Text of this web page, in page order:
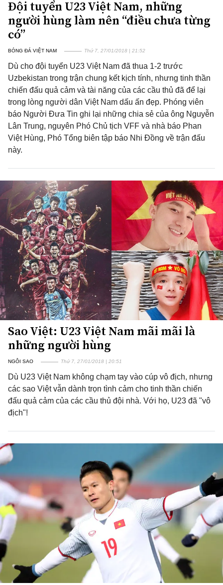
Đội tuyển U23 Việt Nam, những
người hùng làm nên “điều chưa từng
có”
BÓNG ĐÁ VIỆT NAM Thứ 7, 27/01/2018 | 21:52
Dù cho đội tuyển U23 Việt Nam đã thua 1-2 trước
Uzbekistan trong trận chung kết kịch tính, nhưng tinh thần
chiến đấu quả cảm và tài năng của các cầu thủ đã để lại
trong lòng người dân Việt Nam dấu ấn đẹp. Phóng viên
báo Người Đưa Tin ghi lại những chia sẻ của ông Nguyễn
Lân Trung, nguyên Phó Chủ tịch VFF và nhà báo Phan
Việt Hùng, Phó Tổng biên tập báo Nhi Đồng về trận đấu
này.
Sao Việt: U23 Việt Nam mãi mãi là
những người hùng
NGÔI SAO Thứ 7, 27/01/2018 | 20:51
Dù U23 Việt Nam không chạm tay vào cúp vô địch, nhưng
các sao Việt vẫn dành trọn tình cảm cho tinh thần chiến
đấu quả cảm của các cầu thủ đội nhà. Với họ, U23 đã "vô
địch"!